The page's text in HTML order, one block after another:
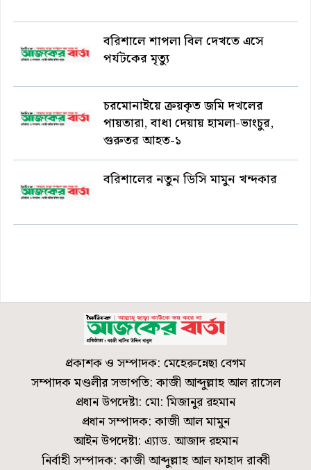
বরিশালে শাপলা বিল দেখতে এসে
পর্যটকের মৃত্যু
চরমোনাইয়ে ক্রয়কৃত জমি দখলের
পায়তারা, বাধা দেয়ায় হামলা-ভাংচুর,
গুরুতর আহত-১
বরিশালের নতুন ডিসি মামুন খন্দকার
প্রকাশক ও সম্পাদক: মেহেরুন্নেছা বেগম
সম্পাদক মণ্ডলীর সভাপতি: কাজী আব্দুল্লাহ আল রাসেল
প্রধান উপদেষ্টা: মো: মিজানুর রহমান
প্রধান সম্পাদক: কাজী আল মামুন
আইন উপদেষ্টা: এ্যাড. আজাদ রহমান
নির্বাহী সম্পাদক: কাজী আব্দুল্লাহ আল ফাহাদ রাব্বী